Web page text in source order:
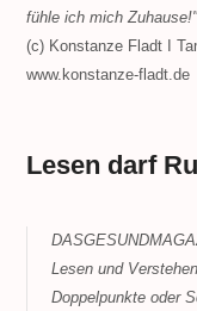
fühle ich mich Zuhause!"
(c) Konstanze Fladt I
www.konstanze-fladt.de
Lesen darf
Lesen und
Doppelpunkte oder